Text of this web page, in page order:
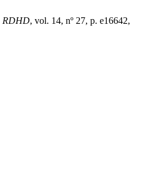
RDHD, vol. 14, nº 27, p. e16642,